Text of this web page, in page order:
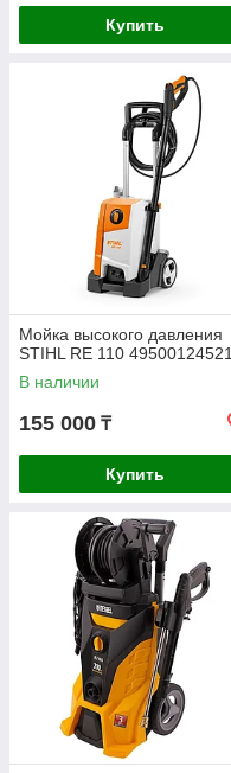
Купить
Мойка высокого давления
STIHL RE 110 49500124521
В наличии
155 000 ₸
Купить